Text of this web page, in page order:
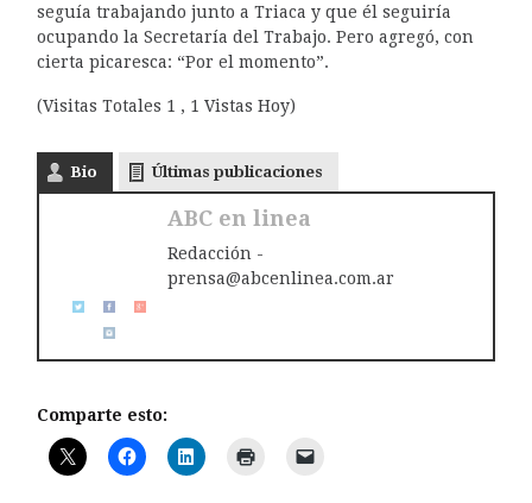
seguía trabajando junto a Triaca y que él seguiría
ocupando la Secretaría del Trabajo. Pero agregó, con
cierta picaresca: “Por el momento”.
(Visitas Totales 1 , 1 Vistas Hoy)
Bio Últimas publicaciones
ABC en linea
Redacción -
prensa@abcenlinea.com.ar
Comparte esto: